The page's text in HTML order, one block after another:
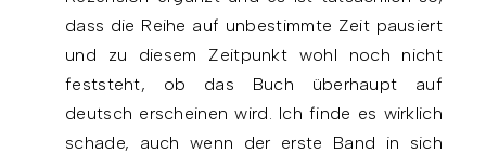
dass die Reihe auf unbestimmte Zeit pausiert
und zu diesem Zeitpunkt wohl noch nicht
feststeht, ob das Buch überhaupt auf
deutsch erscheinen wird. Ich finde es wirklich
schade, auch wenn der erste Band in sich